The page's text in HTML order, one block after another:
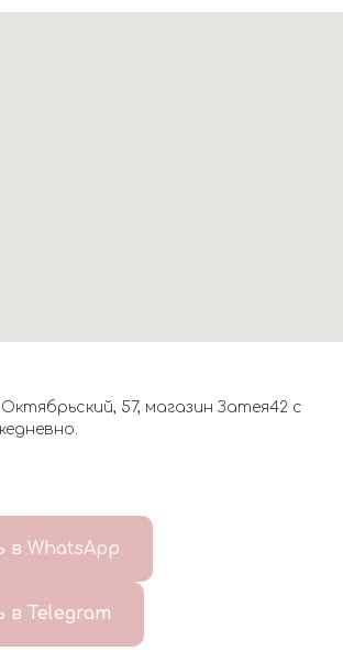
Октябрьский, 57, магазин Затея42 с
в WhatsApp
в Telegram